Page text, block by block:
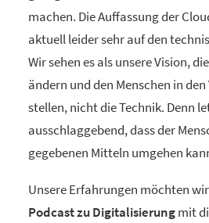
machen. Die Auffassung der
aktuell leider sehr auf den
Wir sehen es als unsere Vision,
ändern und den Menschen in
stellen, nicht die Technik. Denn
ausschlaggebend, dass der
gegebenen Mitteln umgehen
Unsere Erfahrungen möchten
Podcast zu Digitalisierungmit